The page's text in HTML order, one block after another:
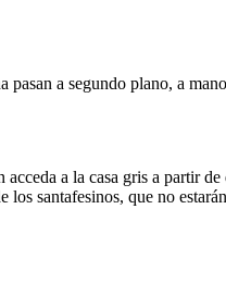
a segundo plano, a
a la casa gris a partir
santafesinos, que no